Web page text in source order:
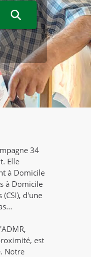
34
Elle
à Domicile
à Domicile
d'une
est
Notre